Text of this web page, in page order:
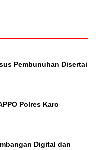
Pembunuhan Disertai
Polres Karo
Digital dan